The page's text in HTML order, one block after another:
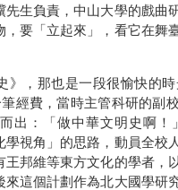
先生負責，中山大學的戲曲
，要「立起來」，看它在舞
》，那也是一段很愉快的
筆經費，當時主管科研的副
出：「做中華文明史啊！
學視角」的思路，動員全校
王邦維等東方文化的學者，
來這個計劃作為北大國學研